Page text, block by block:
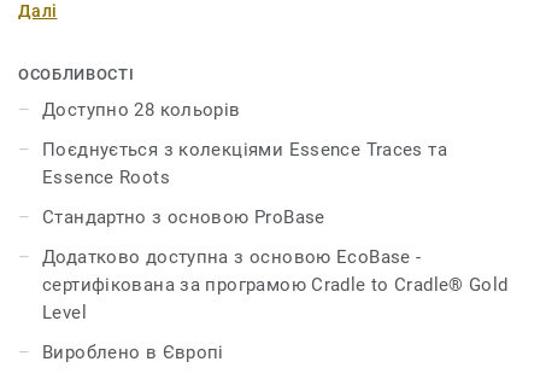
бестселерів надає широкий вибір для будь-яких
поєднувати з декорами DESSO Essence Roots і DESSO
Essence Traces, і створюйте продумані робочі місця, що
візуально надихають і мотивують до роботи.
Оновлення Essence Pure з підкладкою EcoBase
гарантує, що колекція є повністю придатною для
вторинної переробки та має сертифікат Cradle to
Cradle® Silver з низьким рівнем викидів вуглекислого
газу в навколишнє середовище.
Далі
ОСОБЛИВОСТІ
Доступно 28 кольорів
Поєднується з колекціями Essence Traces та
Essence Roots
Стандартно з основою ProBase
Додатково доступна з основою EcoBase -
сертифікована за програмою Cradle to Cradle® Gold
Level
Вироблено в Європі